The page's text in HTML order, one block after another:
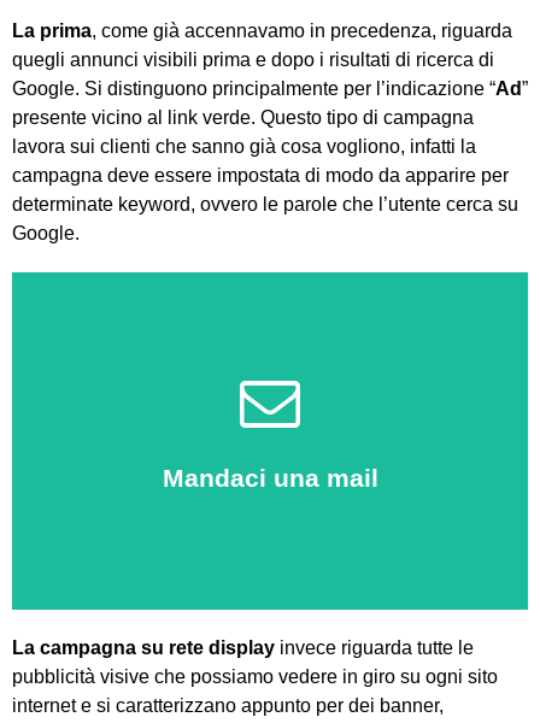
La prima, come già accennavamo in precedenza, riguarda
quegli annunci visibili prima e dopo i risultati di ricerca di
Google. Si distinguono principalmente per l’indicazione “Ad”
presente vicino al link verde. Questo tipo di campagna
lavora sui clienti che sanno già cosa vogliono, infatti la
campagna deve essere impostata di modo da apparire per
determinate keyword, ovvero le parole che l’utente cerca su
Google.
Mandaci una mail
Saremo felici di aiutarti!
Clicca qui
La campagna su rete display invece riguarda tutte le
pubblicità visive che possiamo vedere in giro su ogni sito
internet e si caratterizzano appunto per dei banner,